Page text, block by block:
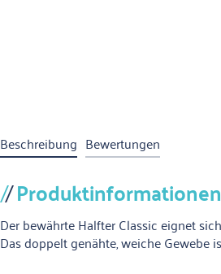
Beschreibung Bewertungen
Der bewährte Halfter Classic eignet
Das doppelt genähte, weiche Gewebe